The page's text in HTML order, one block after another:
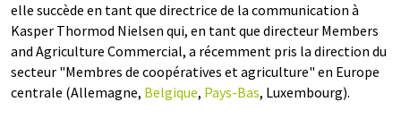
elle succède en tant que directrice de la communication à
Kasper Thormod Nielsen qui, en tant que directeur Members
and Agriculture Commercial, a récemment pris la direction du
secteur "Membres de coopératives et agriculture" en Europe
centrale (Allemagne, Belgique, Pays-Bas, Luxembourg).